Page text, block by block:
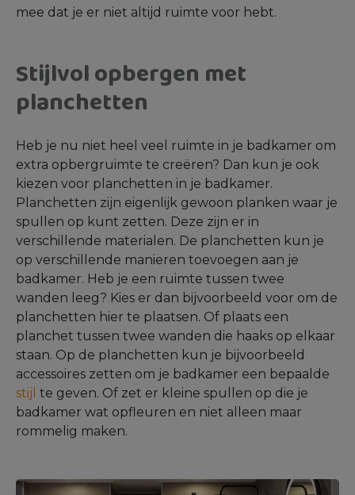
mee dat je er niet altijd ruimte voor hebt.
Stijlvol opbergen met
planchetten
Heb je nu niet heel veel ruimte in je badkamer om
extra opbergruimte te creëren? Dan kun je ook
kiezen voor planchetten in je badkamer.
Planchetten zijn eigenlijk gewoon planken waar je
spullen op kunt zetten. Deze zijn er in
verschillende materialen. De planchetten kun je
op verschillende manieren toevoegen aan je
badkamer. Heb je een ruimte tussen twee
wanden leeg? Kies er dan bijvoorbeeld voor om de
planchetten hier te plaatsen. Of plaats een
planchet tussen twee wanden die haaks op elkaar
staan. Op de planchetten kun je bijvoorbeeld
accessoires zetten om je badkamer een bepaalde
stijl te geven. Of zet er kleine spullen op die je
badkamer wat opfleuren en niet alleen maar
rommelig maken.